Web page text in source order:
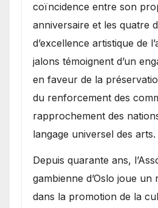
coïncidence entre son
anniversaire et les quatre
d’excellence artistique de
jalons témoignent d’un
en faveur de la
du renforcement des
rapprochement des
langage universel des arts.
​Depuis quarante ans,
gambienne d’Oslo joue un
dans la promotion de la